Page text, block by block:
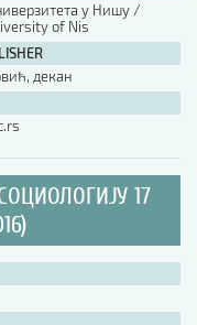
у Нишу /
of Nis
декан
17